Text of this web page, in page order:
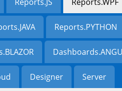
Reports.PYTHON
Designer Server